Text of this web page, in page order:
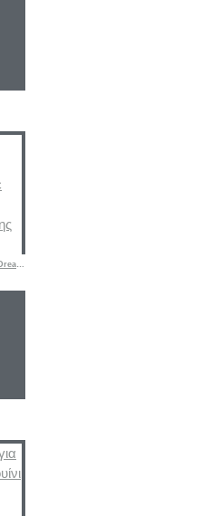
Boho Βαπτιστικό σετ "Ονειροπαγίδα / Dreamcatcher - Flower" με Μονόγραμμα |ΠΛΗΡΗΣ Ρομαντικό Πακέτο βάπτισης για Κορίτσι